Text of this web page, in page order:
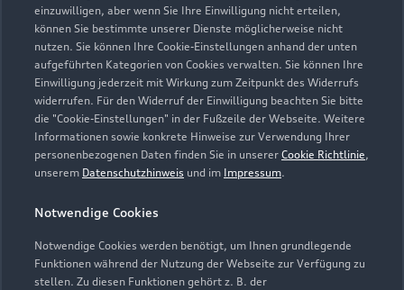
einzuwilligen, aber wenn Sie Ihre Einwilligung nicht erteilen,
können Sie bestimmte unserer Dienste möglicherweise nicht
nutzen. Sie können Ihre Cookie-Einstellungen anhand der unten
aufgeführten Kategorien von Cookies verwalten. Sie können Ihre
Einwilligung jederzeit mit Wirkung zum Zeitpunkt des Widerrufs
widerrufen. Für den Widerruf der Einwilligung beachten Sie bitte
die "Cookie-Einstellungen" in der Fußzeile der Webseite. Weitere
Informationen sowie konkrete Hinweise zur Verwendung Ihrer
personenbezogenen Daten finden Sie in unserer Cookie Richtlinie,
unserem Datenschutzhinweis und im Impressum.
Notwendige Cookies
Notwendige Cookies werden benötigt, um Ihnen grundlegende
Funktionen während der Nutzung der Webseite zur Verfügung zu
stellen. Zu diesen Funktionen gehört z. B. der
Öffnungszeiten
Service
Geschlossen,öffnet amMontag 07:00
Teile- & Zubehörverkauf
Geschlossen,öffnet am Montag 07:00